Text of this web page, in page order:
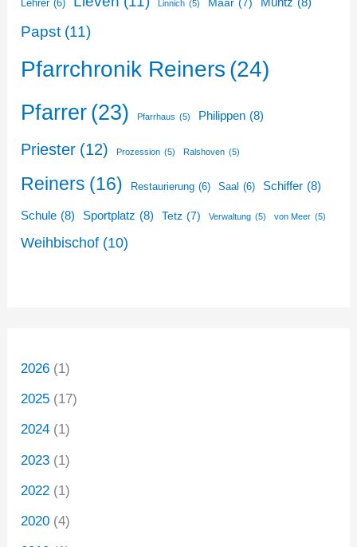
Lehrer (6) Linnich (5)
Papst (11)
Pfarrchronik Reiners (24)
Pfarrer(23) Pfarrhaus (5) Philippen (8)
Priester (12) Prozession (5) Ralshoven (5)
Reiners (16) Restaurierung (6) Saal (6) Schiffer (8)
Schule (8) Sportplatz (8) Tetz (7) Verwaltung (5) von Meer (5)
Weihbischof (10)
2026 (1)
2025 (17)
2024 (1)
2023 (1)
2022 (1)
2020 (4)